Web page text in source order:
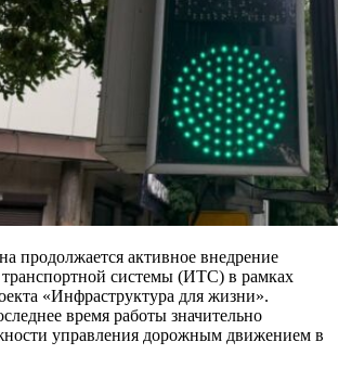
продолжается активное внедрение
транспортной системы (ИТС) в рамках
«Инфраструктура для жизни».
время работы значительно
управления дорожным движением в